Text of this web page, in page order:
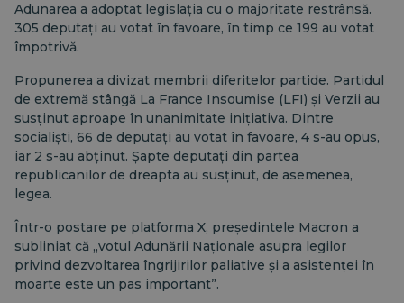
Adunarea a adoptat legislația cu o majoritate restrânsă.
305 deputați au votat în favoare, în timp ce 199 au votat
împotrivă.
Propunerea a divizat membrii diferitelor partide. Partidul
de extremă stângă La France Insoumise (LFI) și Verzii au
susținut aproape în unanimitate inițiativa. Dintre
socialiști, 66 de deputați au votat în favoare, 4 s-au opus,
iar 2 s-au abținut. Șapte deputați din partea
republicanilor de dreapta au susținut, de asemenea,
legea.
Într-o postare pe platforma X, președintele Macron a
subliniat că „votul Adunării Naționale asupra legilor
privind dezvoltarea îngrijirilor paliative și a asistenței în
moarte este un pas important”.